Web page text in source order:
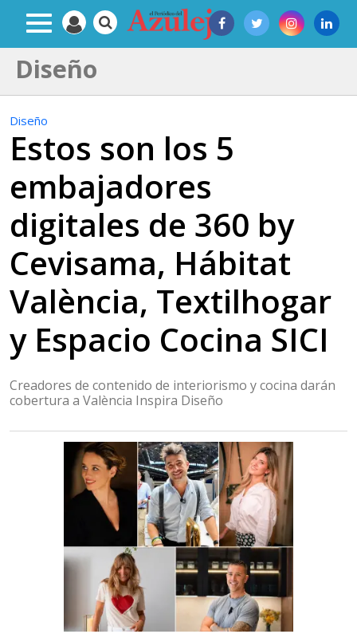
Diseño
Diseño
Estos son los 5
embajadores
digitales de 360 by
Cevisama, Hábitat
València, Textilhogar
y Espacio Cocina SICI
Creadores de contenido de interiorismo y cocina darán
cobertura a València Inspira Diseño